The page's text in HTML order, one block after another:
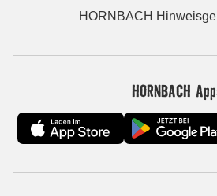
HORNBACH
HORNBACH